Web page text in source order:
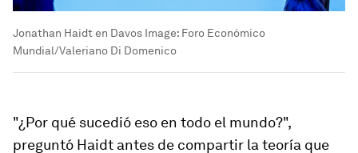
Jonathan Haidt en Davos Image: Foro Económico
Mundial/Valeriano Di Domenico
"¿Por qué sucedió eso en todo el mundo?",
preguntó Haidt antes de compartir la teoría que